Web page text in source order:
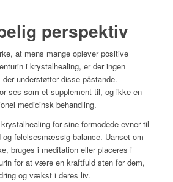
perspektiv
at mens mange oplever positive
i krystalhealing, er der ingen
understøtter disse påstande.
ses som et supplement til, og ikke en
medicinsk behandling.
for sine formodede evner til
og følelsesmæssig balance. Uanset om
bruges i meditation eller placeres i
for at være en kraftfuld sten for dem,
og vækst i deres liv.